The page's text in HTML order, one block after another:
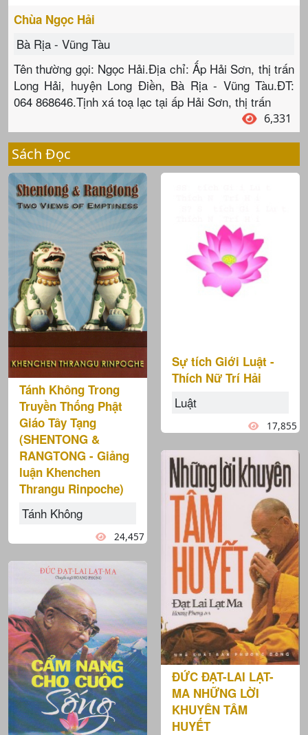
Chùa Ngọc Hải
Bà Rịa - Vũng Tàu
Tên thường gọi: Ngọc Hải.Địa chỉ: Ấp Hải Sơn, thị trấn
Long Hải, huyện Long Điền, Bà Rịa - Vũng Tàu.ĐT:
064 868646.Tịnh xá toạ lạc tại ấp Hải Sơn, thị trấn
6,331
Sách Đọc
Tánh Không Trong
Truyền Thống Phật
Giáo Tây Tạng
(SHENTONG &
RANGTONG - Giảng
luận Khenchen
Thrangu Rinpoche)
Tánh Không
24,457
Sự tích Giới Luật -
Thích Nữ Trí Hải
Luật
17,855
ĐỨC ĐẠT-LAI LẠT-
MA NHỮNG LỜI
KHUYÊN TÂM
HUYẾT